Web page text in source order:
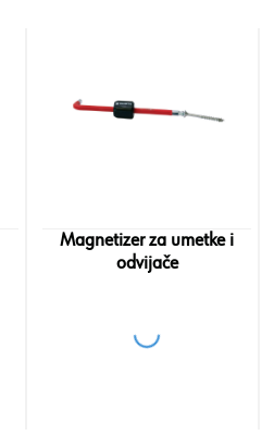
Magnetizer za umetke i
odvijače